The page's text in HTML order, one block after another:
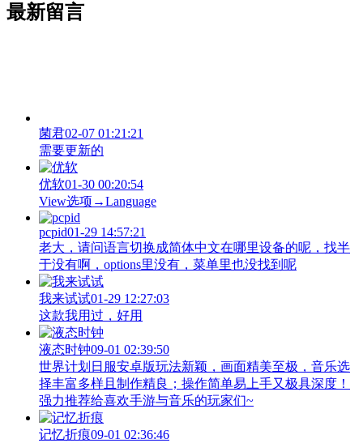
最新留言
菌君02-07 01:21:21
需要更新的
优软01-30 00:20:54
View‌选项→Language
pcpid01-29 14:57:21
老大，请问语言切换成简体中文在哪里设备的呢，找半
于没有啊，options里没有，菜单里也没找到呢
我来试试01-29 12:27:03
这款我用过，好用
液态时钟09-01 02:39:50
世界计划日服安卓版玩法新颖，画面精美至极，音乐选
择丰富多样且制作精良；操作简单易上手又极具深度！
强力推荐给喜欢手游与音乐的玩家们~
记忆折痕09-01 02:36:46